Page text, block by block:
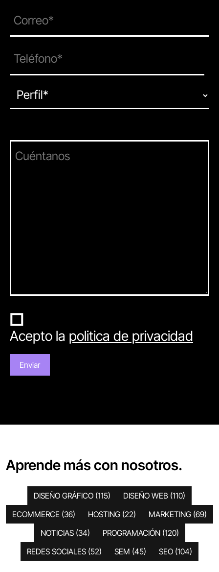
Acepto la politica de privacidad
Aprende más con nosotros.
DISEÑO GRÁFICO (115) DISEÑO WEB (110)
ECOMMERCE (36) HOSTING (22) MARKETING (69)
NOTICIAS (34) PROGRAMACIÓN (120)
REDES SOCIALES (52) SEM (45) SEO (104)